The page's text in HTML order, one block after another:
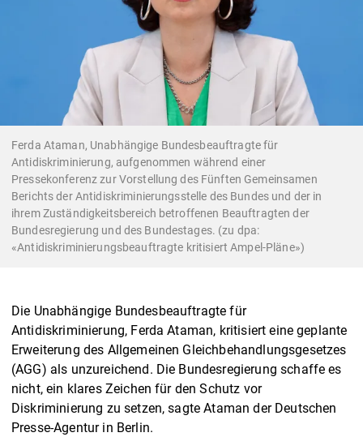
Ferda Ataman, Unabhängige Bundesbeauftragte für
Antidiskriminierung, aufgenommen während einer
Pressekonferenz zur Vorstellung des Fünften Gemeinsamen
Berichts der Antidiskriminierungsstelle des Bundes und der in
ihrem Zuständigkeitsbereich betroffenen Beauftragten der
Bundesregierung und des Bundestages. (zu dpa:
«Antidiskriminierungsbeauftragte kritisiert Ampel-Pläne»)
Die Unabhängige Bundesbeauftragte für
Antidiskriminierung, Ferda Ataman, kritisiert eine geplante
Erweiterung des Allgemeinen Gleichbehandlungsgesetzes
(AGG) als unzureichend. Die Bundesregierung schaffe es
nicht, ein klares Zeichen für den Schutz vor
Diskriminierung zu setzen, sagte Ataman der Deutschen
Presse-Agentur in Berlin.